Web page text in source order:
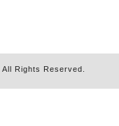
. All Rights Reserved.